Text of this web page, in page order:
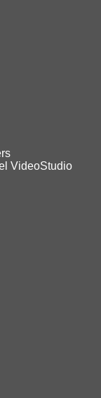
VideoStudio